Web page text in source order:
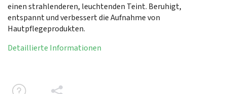
einen strahlenderen, leuchtenden Teint. Beruhigt,
entspannt und verbessert die Aufnahme von
Hautpflegeprodukten.
Detaillierte Informationen